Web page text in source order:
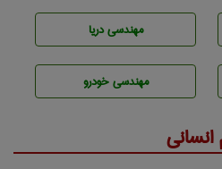
مهندسی دریا
مهندسی خودرو